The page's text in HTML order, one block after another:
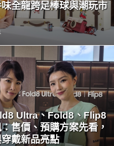
全龍跨足棒球與潮玩市
Ultra、Fold8、Flip8
售價、預購方案先看，
戴新品亮點
READ
MORE